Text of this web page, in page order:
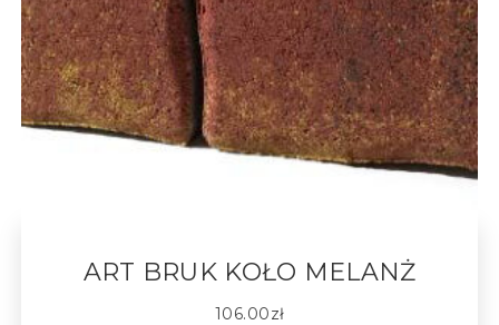
ART BRUK KOŁO MELANŻ
106.00zł